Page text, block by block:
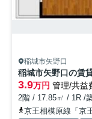
稲城市矢野口
稲城市矢野口の賃
3.9万円 管理/共益
2階 / 17.85㎡ / 1R /
京王相模原線「京